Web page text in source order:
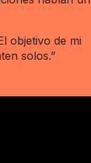
objetivo de mi
solos.”